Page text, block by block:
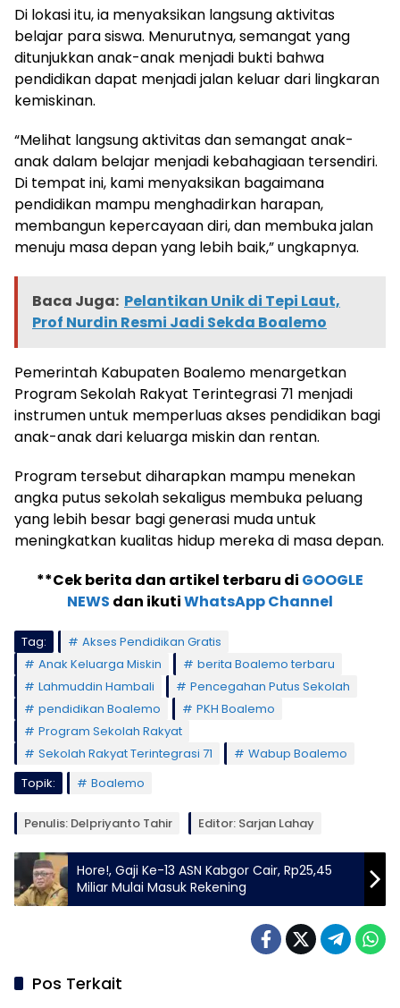
Di lokasi itu, ia menyaksikan langsung aktivitas
belajar para siswa. Menurutnya, semangat yang
ditunjukkan anak-anak menjadi bukti bahwa
pendidikan dapat menjadi jalan keluar dari lingkaran
kemiskinan.
“Melihat langsung aktivitas dan semangat anak-
anak dalam belajar menjadi kebahagiaan tersendiri.
Di tempat ini, kami menyaksikan bagaimana
pendidikan mampu menghadirkan harapan,
membangun kepercayaan diri, dan membuka jalan
menuju masa depan yang lebih baik,” ungkapnya.
Baca Juga: Pelantikan Unik di Tepi Laut,
Prof Nurdin Resmi Jadi Sekda Boalemo
Pemerintah Kabupaten Boalemo menargetkan
Program Sekolah Rakyat Terintegrasi 71 menjadi
instrumen untuk memperluas akses pendidikan bagi
anak-anak dari keluarga miskin dan rentan.
Program tersebut diharapkan mampu menekan
angka putus sekolah sekaligus membuka peluang
yang lebih besar bagi generasi muda untuk
meningkatkan kualitas hidup mereka di masa depan.
**Cek berita dan artikel terbaru di GOOGLE
NEWS dan ikutiWhatsApp Channel
Tag:
Akses Pendidikan Gratis
Anak Keluarga Miskin
berita Boalemo terbaru
Lahmuddin Hambali
Pencegahan Putus Sekolah
pendidikan Boalemo
PKH Boalemo
Program Sekolah Rakyat
Sekolah Rakyat Terintegrasi 71
Wabup Boalemo
Topik:
Boalemo
Penulis: Delpriyanto Tahir Editor: Sarjan Lahay
Hore!, Gaji Ke-13 ASN Kabgor Cair, Rp25,45
Miliar Mulai Masuk Rekening
Pos Terkait